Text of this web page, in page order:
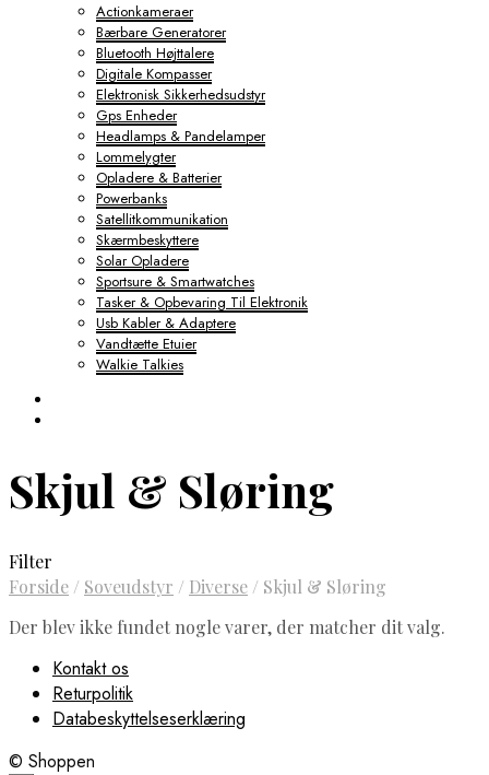
Actionkameraer
Bærbare Generatorer
Bluetooth Højttalere
Digitale Kompasser
Elektronisk Sikkerhedsudstyr
Gps Enheder
Headlamps & Pandelamper
Lommelygter
Opladere & Batterier
Powerbanks
Satellitkommunikation
Skærmbeskyttere
Solar Opladere
Sportsure & Smartwatches
Tasker & Opbevaring Til Elektronik
Usb Kabler & Adaptere
Vandtætte Etuier
Walkie Talkies
Skjul & Sløring
Filter
Forside / Soveudstyr / Diverse / Skjul & Sløring
Der blev ikke fundet nogle varer, der matcher dit valg.
Kontakt os
Returpolitik
Databeskyttelseserklæring
© Shoppen